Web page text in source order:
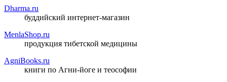
Dharma.ru
буддийский интернет-магазин
MenlaShop.ru
продукция тибетской медицины
AgniBooks.ru
книги по Агни-йоге и теософии